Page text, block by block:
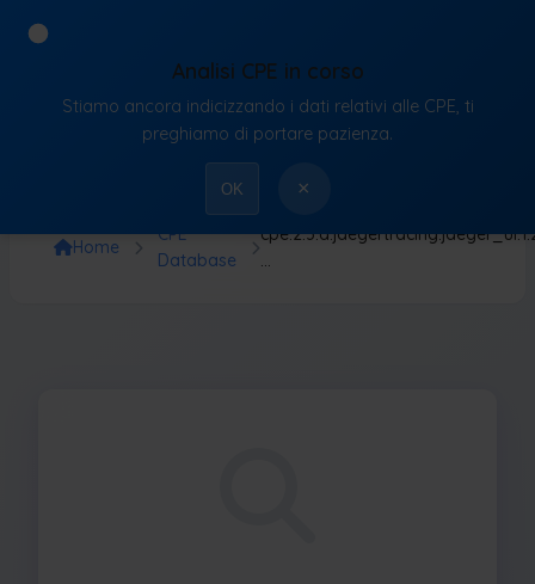
VulnX
Home
CPE
Database
…
Analisi CPE in corso
Stiamo ancora indicizzando i dati relativi alle CPE, ti
preghiamo di portare pazienza.
OK ×